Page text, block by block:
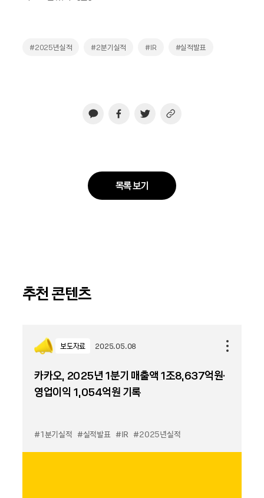
#2025년실적 #2분기실적 #IR #실적발표
목록 보기
추천 콘텐츠
보도자료 2025.05.08
카카오, 2025년 1분기 매출액 1조8,637억원·
영업이익 1,054억원 기록
#1분기실적 #실적발표 #IR #2025년실적